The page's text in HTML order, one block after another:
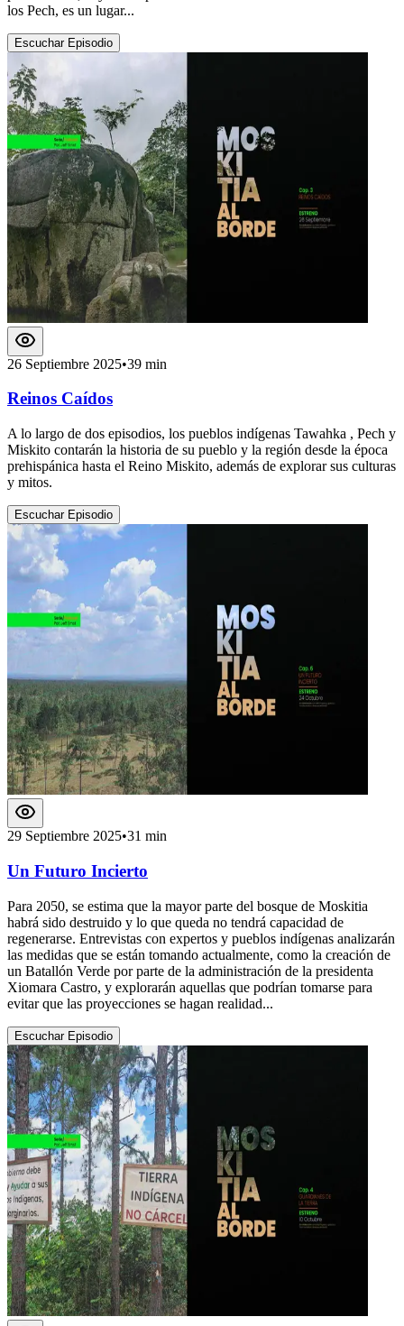
los Pech, es un lugar...
Escuchar Episodio
26 Septiembre 2025•39 min
Reinos Caídos
A lo largo de dos episodios, los pueblos indígenas Tawahka , Pech y
Miskito contarán la historia de su pueblo y la región desde la época
prehispánica hasta el Reino Miskito, además de explorar sus culturas
y mitos.
Escuchar Episodio
29 Septiembre 2025•31 min
Un Futuro Incierto
Para 2050, se estima que la mayor parte del bosque de Moskitia
habrá sido destruido y lo que queda no tendrá capacidad de
regenerarse. Entrevistas con expertos y pueblos indígenas analizarán
las medidas que se están tomando actualmente, como la creación de
un Batallón Verde por parte de la administración de la presidenta
Xiomara Castro, y explorarán aquellas que podrían tomarse para
evitar que las proyecciones se hagan realidad...
Escuchar Episodio